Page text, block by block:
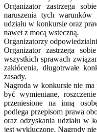
Organizator zastrzega
naruszenia tych
udziału w konkursie oraz
nawet z mocą wsteczną.
Organizatorzy
Organizator zastrzega
wszystkich sprawach
zakłócenia, długotrwałe
zasady.
Nagroda w konkursie nie ma
być wymieniane,
przeniesione na inną
podlega przepisom prawa
oraz odzyskania udziału w
jest wykluczone. Nagrody